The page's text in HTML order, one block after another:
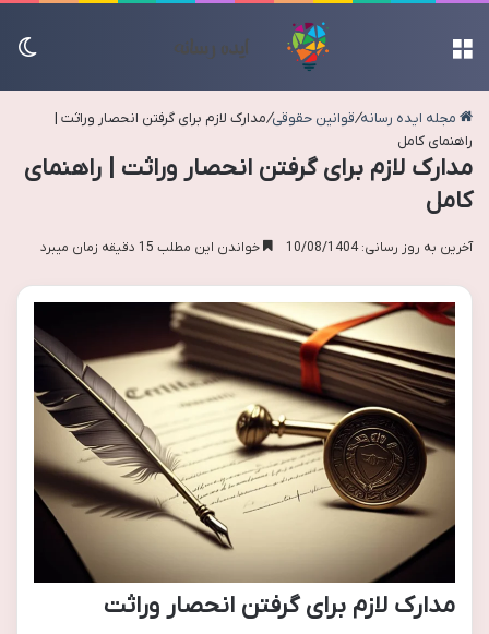
مجله ایده رسانه/قوانین حقوقی/مدارک لازم برای گرفتن انحصار وراثت |
راهنمای کامل
مدارک لازم برای گرفتن انحصار وراثت | راهنمای
کامل
آخرین به روز رسانی: 10/08/1404 خواندن این مطلب 15 دقیقه زمان میبرد
مدارک لازم برای گرفتن انحصار وراثت